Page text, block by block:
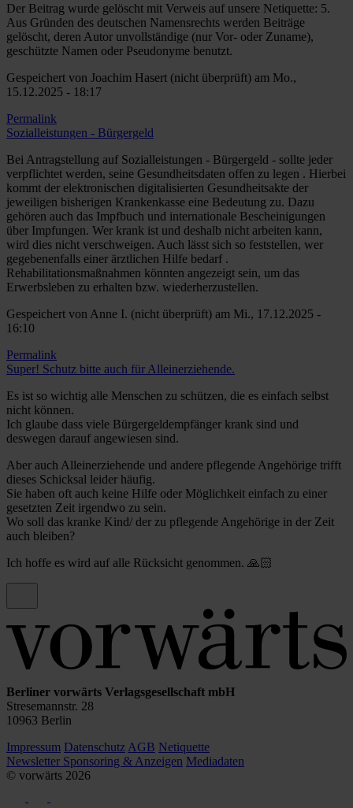
Der Beitrag wurde gelöscht mit Verweis auf unsere Netiquette: 5.
Aus Gründen des deutschen Namensrechts werden Beiträge
gelöscht, deren Autor unvollständige (nur Vor- oder Zuname),
geschützte Namen oder Pseudonyme benutzt.
Gespeichert von Joachim Hasert (nicht überprüft) am Mo.,
15.12.2025 - 18:17
Permalink
Sozialleistungen - Bürgergeld
Bei Antragstellung auf Sozialleistungen - Bürgergeld - sollte jeder
verpflichtet werden, seine Gesundheitsdaten offen zu legen . Hierbei
kommt der elektronischen digitalisierten Gesundheitsakte der
jeweiligen bisherigen Krankenkasse eine Bedeutung zu. Dazu
gehören auch das Impfbuch und internationale Bescheinigungen
über Impfungen. Wer krank ist und deshalb nicht arbeiten kann,
wird dies nicht verschweigen. Auch lässt sich so feststellen, wer
gegebenenfalls einer ärztlichen Hilfe bedarf .
Rehabilitationsmaßnahmen könnten angezeigt sein, um das
Erwerbsleben zu erhalten bzw. wiederherzustellen.
Gespeichert von Anne I. (nicht überprüft) am Mi., 17.12.2025 -
16:10
Permalink
Super! Schutz bitte auch für Alleinerziehende.
Es ist so wichtig alle Menschen zu schützen, die es einfach selbst
nicht können.
Ich glaube dass viele Bürgergeldempfänger krank sind und
deswegen darauf angewiesen sind.
Aber auch Alleinerziehende und andere pflegende Angehörige trifft
dieses Schicksal leider häufig.
Sie haben oft auch keine Hilfe oder Möglichkeit einfach zu einer
gesetzten Zeit irgendwo zu sein.
Wo soll das kranke Kind/ der zu pflegende Angehörige in der Zeit
auch bleiben?
Ich hoffe es wird auf alle Rücksicht genommen. 🙏🏻
Berliner vorwärts Verlagsgesellschaft mbH
Stresemannstr. 28
10963 Berlin
Impressum Datenschutz AGB Netiquette
Newsletter Sponsoring & Anzeigen Mediadaten
© vorwärts 2026